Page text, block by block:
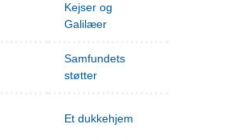
Kejser og
Galilæer
Samfundets
støtter
Et dukkehjem